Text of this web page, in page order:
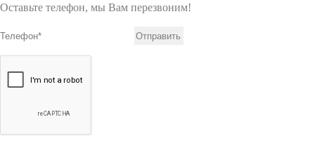
Оставьте телефон, мы Вам перезвоним!